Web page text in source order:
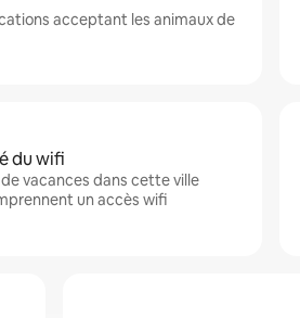
acceptant les animaux de
du wifi
vacances dans cette ville
un accès wifi